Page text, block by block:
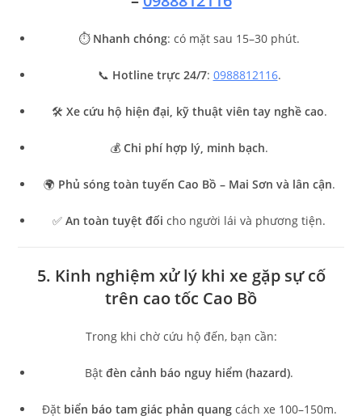
⏱ Nhanh chóng: có mặt sau 15–30 phút.
📞 Hotline trực 24/7: 0988812116.
🛠 Xe cứu hộ hiện đại, kỹ thuật viên tay nghề cao.
💰 Chi phí hợp lý, minh bạch.
🌍 Phủ sóng toàn tuyến Cao Bồ – Mai Sơn và lân cận.
✅ An toàn tuyệt đối cho người lái và phương tiện.
5. Kinh nghiệm xử lý khi xe gặp sự cố
trên cao tốc Cao Bồ
Trong khi chờ cứu hộ đến, bạn cần:
Bật đèn cảnh báo nguy hiểm (hazard).
Đặt biển báo tam giác phản quangcách xe 100–150m.